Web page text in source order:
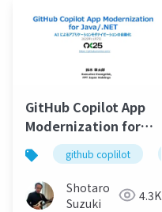
GitHub Copilot App
Modernization for
Java & .NET
github coplilot
Shotaro
Suzuki
4.3K